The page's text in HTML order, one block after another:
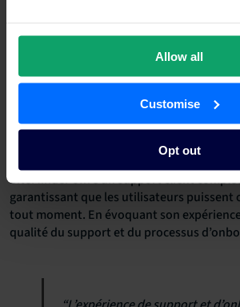
Allow all
Customise
Opt out
Onboarding fluide et support
exceptionnel avec SiteMinder
SiteMinder offre un support client
garantissant que les utilisateurs puissent
tout moment. En évoquant son
qualité du support et du processus